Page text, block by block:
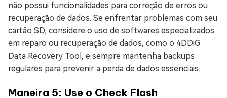
não possui funcionalidades para correção de erros ou
recuperação de dados. Se enfrentar problemas com seu
cartão SD, considere o uso de softwares especializados
em reparo ou recuperação de dados, como o 4DDiG
Data Recovery Tool, e sempre mantenha backups
regulares para prevenir a perda de dados essenciais.
Maneira 5: Use o Check Flash